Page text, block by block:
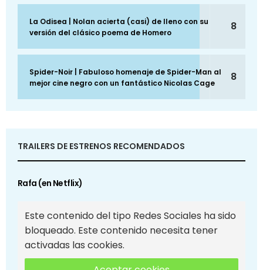
La Odisea | Nolan acierta (casi) de lleno con su
versión del clásico poema de Homero
8
Spider-Noir | Fabuloso homenaje de Spider-Man al
mejor cine negro con un fantástico Nicolas Cage
8
TRAILERS DE ESTRENOS RECOMENDADOS
Rafa (en Netflix)
Este contenido del tipo Redes Sociales ha sido
bloqueado. Este contenido necesita tener
activadas las cookies.